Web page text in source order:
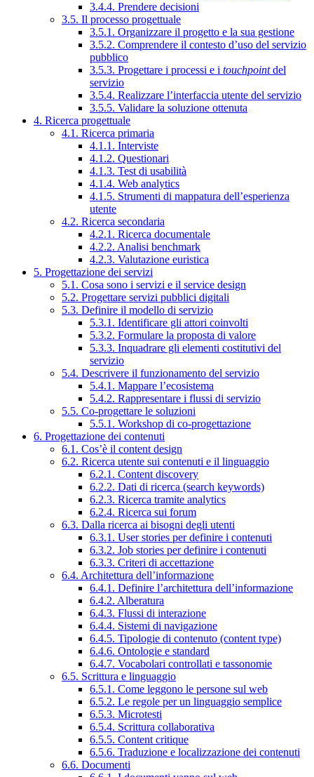
3.4.4. Prendere decisioni
3.5. Il processo progettuale
3.5.1. Organizzare il progetto e la sua gestione
3.5.2. Comprendere il contesto d’uso del servizio
pubblico
3.5.3. Progettare i processi e i touchpointdel
servizio
3.5.4. Realizzare l’interfaccia utente del servizio
3.5.5. Validare la soluzione ottenuta
4. Ricerca progettuale
4.1. Ricerca primaria
4.1.1. Interviste
4.1.2. Questionari
4.1.3. Test di usabilità
4.1.4. Web analytics
4.1.5. Strumenti di mappatura dell’esperienza
utente
4.2. Ricerca secondaria
4.2.1. Ricerca documentale
4.2.2. Analisi benchmark
4.2.3. Valutazione euristica
5. Progettazione dei servizi
5.1. Cosa sono i servizi e il service design
5.2. Progettare servizi pubblici digitali
5.3. Definire il modello di servizio
5.3.1. Identificare gli attori coinvolti
5.3.2. Formulare la proposta di valore
5.3.3. Inquadrare gli elementi costitutivi del
servizio
5.4. Descrivere il funzionamento del servizio
5.4.1. Mappare l’ecosistema
5.4.2. Rappresentare i flussi di servizio
5.5. Co-progettare le soluzioni
5.5.1. Workshop di co-progettazione
6. Progettazione dei contenuti
6.1. Cos’è il content design
6.2. Ricerca utente sui contenuti e il linguaggio
6.2.1. Content discovery
6.2.2. Dati di ricerca (search keywords)
6.2.3. Ricerca tramite analytics
6.2.4. Ricerca sui forum
6.3. Dalla ricerca ai bisogni degli utenti
6.3.1. User stories per definire i contenuti
6.3.2. Job stories per definire i contenuti
6.3.3. Criteri di accettazione
6.4. Architettura dell’informazione
6.4.1. Definire l’architettura dell’informazione
6.4.2. Alberatura
6.4.3. Flussi di interazione
6.4.4. Sistemi di navigazione
6.4.5. Tipologie di contenuto (content type)
6.4.6. Ontologie e standard
6.4.7. Vocabolari controllati e tassonomie
6.5. Scrittura e linguaggio
6.5.1. Come leggono le persone sul web
6.5.2. Le regole per un linguaggio semplice
6.5.3. Microtesti
6.5.4. Scrittura collaborativa
6.5.5. Content critique
6.5.6. Traduzione e localizzazione dei contenuti
6.6. Documenti